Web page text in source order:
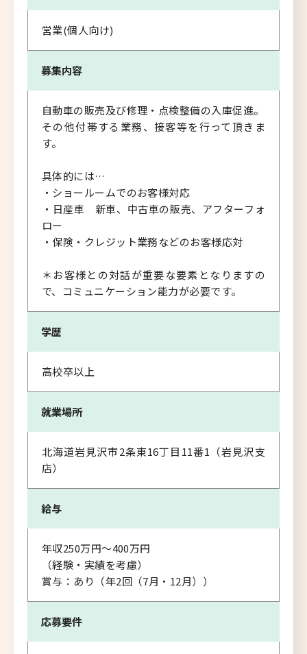
営業(個人向け)
募集内容
自動車の販売及び修理・点検整備の入庫促進。
その他付帯する業務、接客等を行って頂きま
す。
具体的には…
・ショールームでのお客様対応
・日産車 新車、中古車の販売、アフターフォ
ロー
・保険・クレジット業務などのお客様応対
＊お客様との対話が重要な要素となりますの
で、コミュニケーション能力が必要です。
学歴
高校卒以上
就業場所
北海道岩見沢市2条東16丁目11番1（岩見沢支
店）
給与
年収250万円～400万円
（経験・実績を考慮）
賞与：あり（年2回（7月・12月））
応募要件